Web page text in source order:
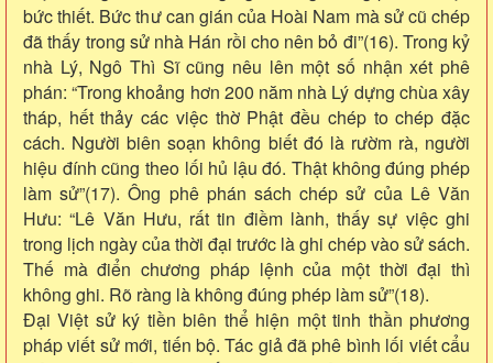
bức thiết. Bức thư can gián của Hoài Nam mà sử cũ chép
đã thấy trong sử nhà Hán rồi cho nên bỏ đi”(16). Trong kỷ
nhà Lý, Ngô Thì Sĩ cũng nêu lên một số nhận xét phê
phán: “Trong khoảng hơn 200 năm nhà Lý dựng chùa xây
tháp, hết thảy các việc thờ Phật đều chép to chép đặc
cách. Người biên soạn không biết đó là rườm rà, người
hiệu đính cũng theo lối hủ lậu đó. Thật không đúng phép
làm sử”(17). Ông phê phán sách chép sử của Lê Văn
Hưu: “Lê Văn Hưu, rất tin điềm lành, thấy sự việc ghi
trong lịch ngày của thời đại trước là ghi chép vào sử sách.
Thế mà điển chương pháp lệnh của một thời đại thì
không ghi. Rõ ràng là không đúng phép làm sử”(18).
Đại Việt sử ký tiền biên thể hiện một tinh thần phương
pháp viết sử mới, tiến bộ. Tác giả đã phê bình lối viết cẩu